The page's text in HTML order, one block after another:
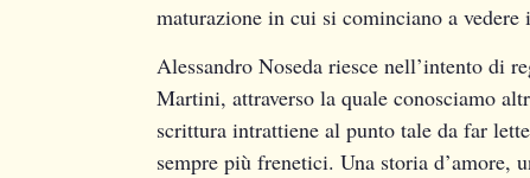
maturazione in cui si cominciano a
Alessandro Noseda riesce nell’intento di
Martini, attraverso la quale conosciamo
scrittura intrattiene al punto tale da far
sempre più frenetici. Una storia d’amore,